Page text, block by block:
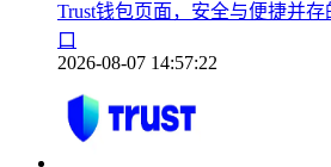
Trust钱包页面，安全与便捷并
口
2026-08-07 14:57:22